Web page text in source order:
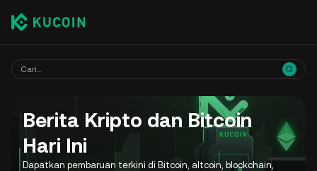
Berita Kripto dan Bitcoin
Hari Ini
Dapatkan pembaruan terkini di Bitcoin, altcoin, blockchain,